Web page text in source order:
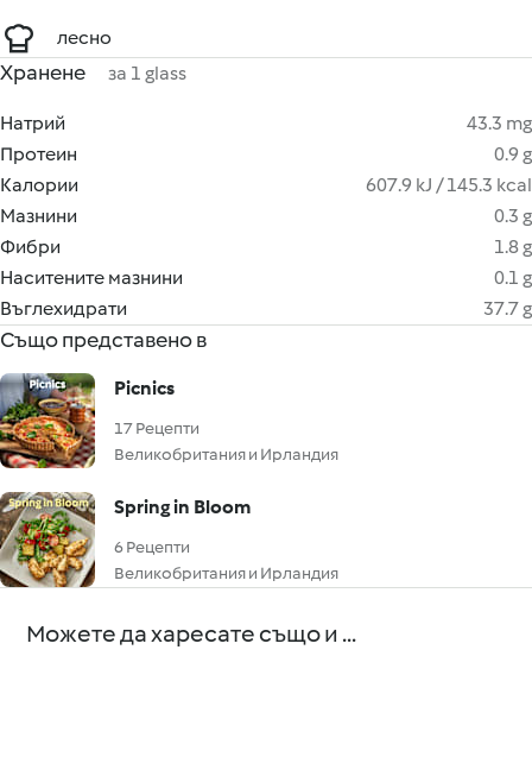
лесно
Хранене за 1 glass
Натрий
43.3 mg
Протеин
0.9 g
Калории
607.9 kJ / 145.3 kcal
Мазнини
0.3 g
Фибри
1.8 g
Наситените мазнини
0.1 g
Въглехидрати
37.7 g
Също представено в
Picnics
17 Рецепти
Великобритания и Ирландия
Spring in Bloom
6 Рецепти
Великобритания и Ирландия
Можете да харесате също и ...